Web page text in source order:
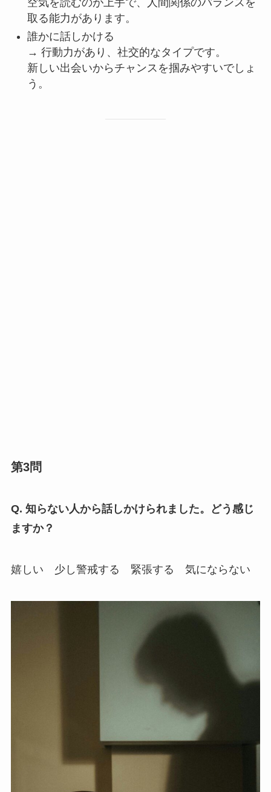
取る能力があります。
誰かに話しかける
→ 行動力があり、社交的なタイプです。
新しい出会いからチャンスを掴みやすいでしょ
う。
第3問
Q. 知らない人から話しかけられました。どう感じ
ますか？
嬉しい 少し警戒する 緊張する 気にならない